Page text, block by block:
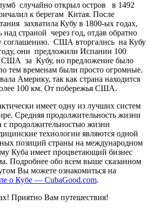
случайно открыл остров в 1492
к берегам Китая. После
захватила Кубу в 1800-ых годах,
над страной через год, отдав обратно
соглашению. США вторгались на Кубу
они предложили Испании 100
США за Кубу, но предложение было
тем временам были просто огромные.
Америку, так как страна находится
100 км. От побережья США.
имеет одну из лучших систем
Средняя продолжительность жизни
с продолжительностью жизни
технологии являются одной
позиций страны на международном
Куба имеет процветающий бизнес
Подробнее обо всем выше сказанном
Вы можете ознакомиться на
о Кубе — CubaGood.com.
Приятно Вам путешествия!